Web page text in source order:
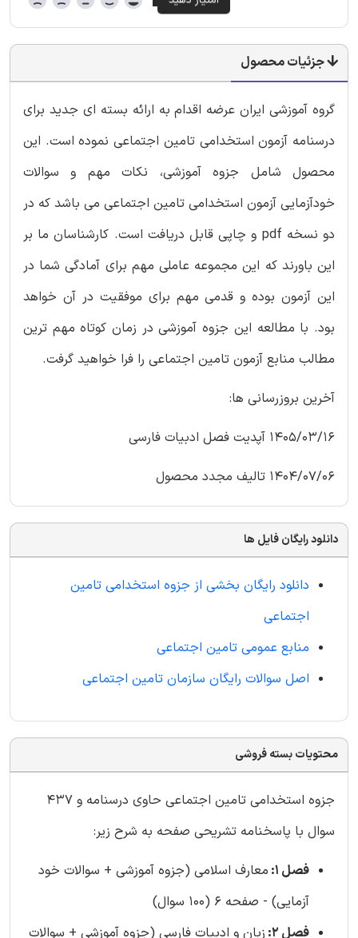
جزئیات محصول
گروه آموزشی ایران عرضه اقدام به ارائه بسته ای جدید برای
درسنامه آزمون استخدامی تامین اجتماعی نموده است. این
محصول شامل جزوه آموزشی، نکات مهم و سوالات
خودآزمایی آزمون استخدامی تامین اجتماعی می باشد که در
دو نسخه pdf و چاپی قابل دریافت است. کارشناسان ما بر
این باورند که این مجموعه عاملی مهم برای آمادگی شما در
این آزمون بوده و قدمی مهم برای موفقیت در آن خواهد
بود. با مطالعه این جزوه آموزشی در زمان کوتاه مهم ترین
مطالب منابع آزمون تامین اجتماعی را فرا خواهید گرفت.
آخرین بروزرسانی ها:
1405/03/16 آپدیت فصل ادبیات فارسی
1404/07/06 تالیف مجدد محصول
دانلود رایگان فایل ها
دانلود رایگان بخشی از جزوه استخدامی تامین
اجتماعی
منابع عمومی تامین اجتماعی
اصل سوالات رایگان سازمان تامین اجتماعی
محتویات بسته فروشی
جزوه استخدامی تامین اجتماعی حاوی درسنامه و 437
سوال با پاسخنامه تشریحی صفحه به شرح زیر:
فصل 1:
معارف اسلامی (جزوه آموزشی + سوالات خود
آزمایی) - صفحه 6 (100 سوال)
فصل 2:
زبان و ادبیات فارسی (جزوه آموزشی + سوالات